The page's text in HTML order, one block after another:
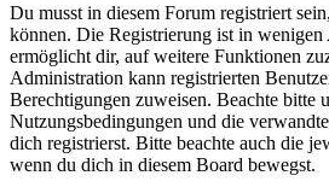
Du musst in diesem Forum registriert
können. Die Registrierung ist in
ermöglicht dir, auf weitere Funktionen
Administration kann registrierten
Berechtigungen zuweisen. Beachte bitte
Nutzungsbedingungen und die
dich registrierst. Bitte beachte auch die
wenn du dich in diesem Board bewegst.